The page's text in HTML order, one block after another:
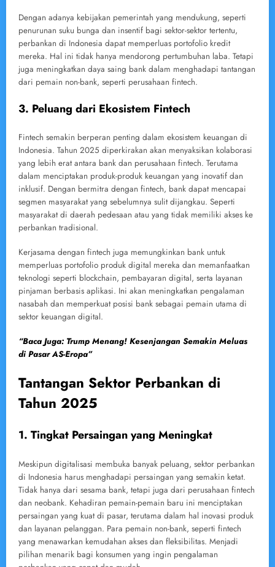
Dengan adanya kebijakan pemerintah yang mendukung, seperti
penurunan suku bunga dan insentif bagi sektor-sektor tertentu,
perbankan di Indonesia dapat memperluas portofolio kredit
mereka. Hal ini tidak hanya mendorong pertumbuhan laba. Tetapi
juga meningkatkan daya saing bank dalam menghadapi tantangan
dari pemain non-bank, seperti perusahaan fintech.
3. Peluang dari Ekosistem Fintech
Fintech semakin berperan penting dalam ekosistem keuangan di
Indonesia. Tahun 2025 diperkirakan akan menyaksikan kolaborasi
yang lebih erat antara bank dan perusahaan fintech. Terutama
dalam menciptakan produk-produk keuangan yang inovatif dan
inklusif. Dengan bermitra dengan fintech, bank dapat mencapai
segmen masyarakat yang sebelumnya sulit dijangkau. Seperti
masyarakat di daerah pedesaan atau yang tidak memiliki akses ke
perbankan tradisional.
Kerjasama dengan fintech juga memungkinkan bank untuk
memperluas portofolio produk digital mereka dan memanfaatkan
teknologi seperti blockchain, pembayaran digital, serta layanan
pinjaman berbasis aplikasi. Ini akan meningkatkan pengalaman
nasabah dan memperkuat posisi bank sebagai pemain utama di
sektor keuangan digital.
“Baca Juga: Trump Menang! Kesenjangan Semakin Meluas
di Pasar AS-Eropa”
Tantangan Sektor Perbankan di
Tahun 2025
1. Tingkat Persaingan yang Meningkat
Meskipun digitalisasi membuka banyak peluang, sektor perbankan
di Indonesia harus menghadapi persaingan yang semakin ketat.
Tidak hanya dari sesama bank, tetapi juga dari perusahaan fintech
dan neobank. Kehadiran pemain-pemain baru ini menciptakan
persaingan yang kuat di pasar, terutama dalam hal inovasi produk
dan layanan pelanggan. Para pemain non-bank, seperti fintech
yang menawarkan kemudahan akses dan fleksibilitas. Menjadi
pilihan menarik bagi konsumen yang ingin pengalaman